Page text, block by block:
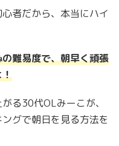
者だから、本当にハイ
難易度で、朝早く頑張
！
る30代OLみーこが、
グで朝日を見る方法を